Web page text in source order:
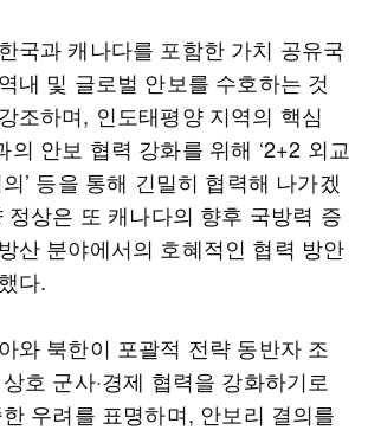
국과 캐나다를 포함한 가치 공유국
내 및 글로벌 안보를 수호하는 것
조하며, 인도태평양 지역의 핵심
의 안보 협력 강화를 위해 ‘2+2 외교
’ 등을 통해 긴밀히 협력해 나가겠
정상은 또 캐나다의 향후 국방력 증
산 분야에서의 호혜적인 협력 방안
다.
와 북한이 포괄적 전략 동반자 조
호 군사·경제 협력을 강화하기로
우려를 표명하며, 안보리 결의를